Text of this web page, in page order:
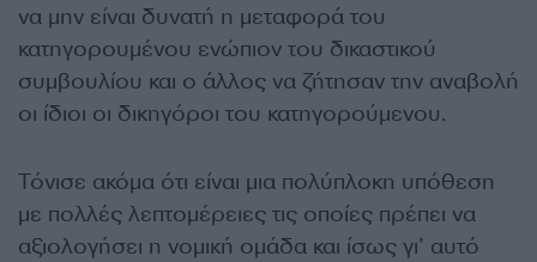
να μην είναι δυνατή η μεταφορά του
κατηγορουμένου ενώπιον του δικαστικού
συμβουλίου και ο άλλος να ζήτησαν την αναβολή
οι ίδιοι οι δικηγόροι του κατηγορούμενου.
Τόνισε ακόμα ότι είναι μια πολύπλοκη υπόθεση
με πολλές λεπτομέρειες τις οποίες πρέπει να
αξιολογήσει η νομική ομάδα και ίσως γι’ αυτό